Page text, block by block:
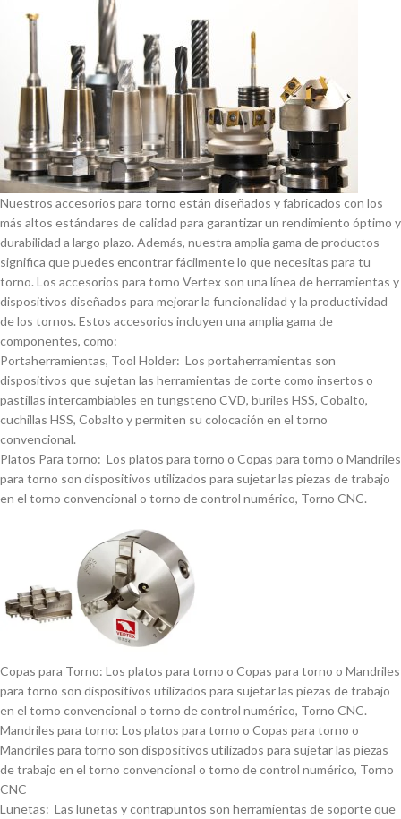
Nuestros accesorios para torno están diseñados y fabricados con los
más altos estándares de calidad para garantizar un rendimiento óptimo y
durabilidad a largo plazo. Además, nuestra amplia gama de productos
significa que puedes encontrar fácilmente lo que necesitas para tu
torno. Los accesorios para torno Vertex son una lí­nea de herramientas y
dispositivos diseñados para mejorar la funcionalidad y la productividad
de los tornos. Estos accesorios incluyen una amplia gama de
componentes, como:
Portaherramientas, Tool Holder: Los portaherramientas son
dispositivos que sujetan las herramientas de corte como insertos o
pastillas intercambiables en tungsteno CVD, buriles HSS, Cobalto,
cuchillas HSS, Cobalto y permiten su colocación en el torno
convencional.
Platos Para torno: Los platos para torno o Copas para torno o Mandriles
para torno son dispositivos utilizados para sujetar las piezas de trabajo
en el torno convencional o torno de control numérico, Torno CNC.
Copas para Torno: Los platos para torno o Copas para torno o Mandriles
para torno son dispositivos utilizados para sujetar las piezas de trabajo
en el torno convencional o torno de control numérico, Torno CNC.
Mandriles para torno: Los platos para torno o Copas para torno o
Mandriles para torno son dispositivos utilizados para sujetar las piezas
de trabajo en el torno convencional o torno de control numérico, Torno
CNC
Lunetas: Las lunetas y contrapuntos son herramientas de soporte que